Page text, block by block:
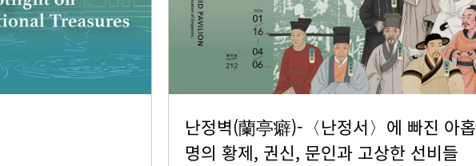
난정벽(蘭亭癖)-〈난정서〉에 빠진 아홉
명의 황제, 권신, 문인과 고상한 선비들